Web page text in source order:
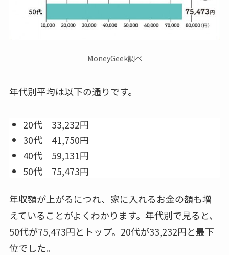
MoneyGeek調べ
年代別平均は以下の通りです。
20代 33,232円
30代 41,750円
40代 59,131円
50代 75,473円
年収額が上がるにつれ、家に入れるお金の額も増
えていることがよくわかります。年代別で見ると、
50代が75,473円とトップ。20代が33,232円と最下
位でした。